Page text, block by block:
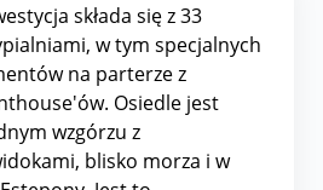
składa się z 33
w tym specjalnych
na parterze z
Osiedle jest
wzgórzu z
blisko morza i w